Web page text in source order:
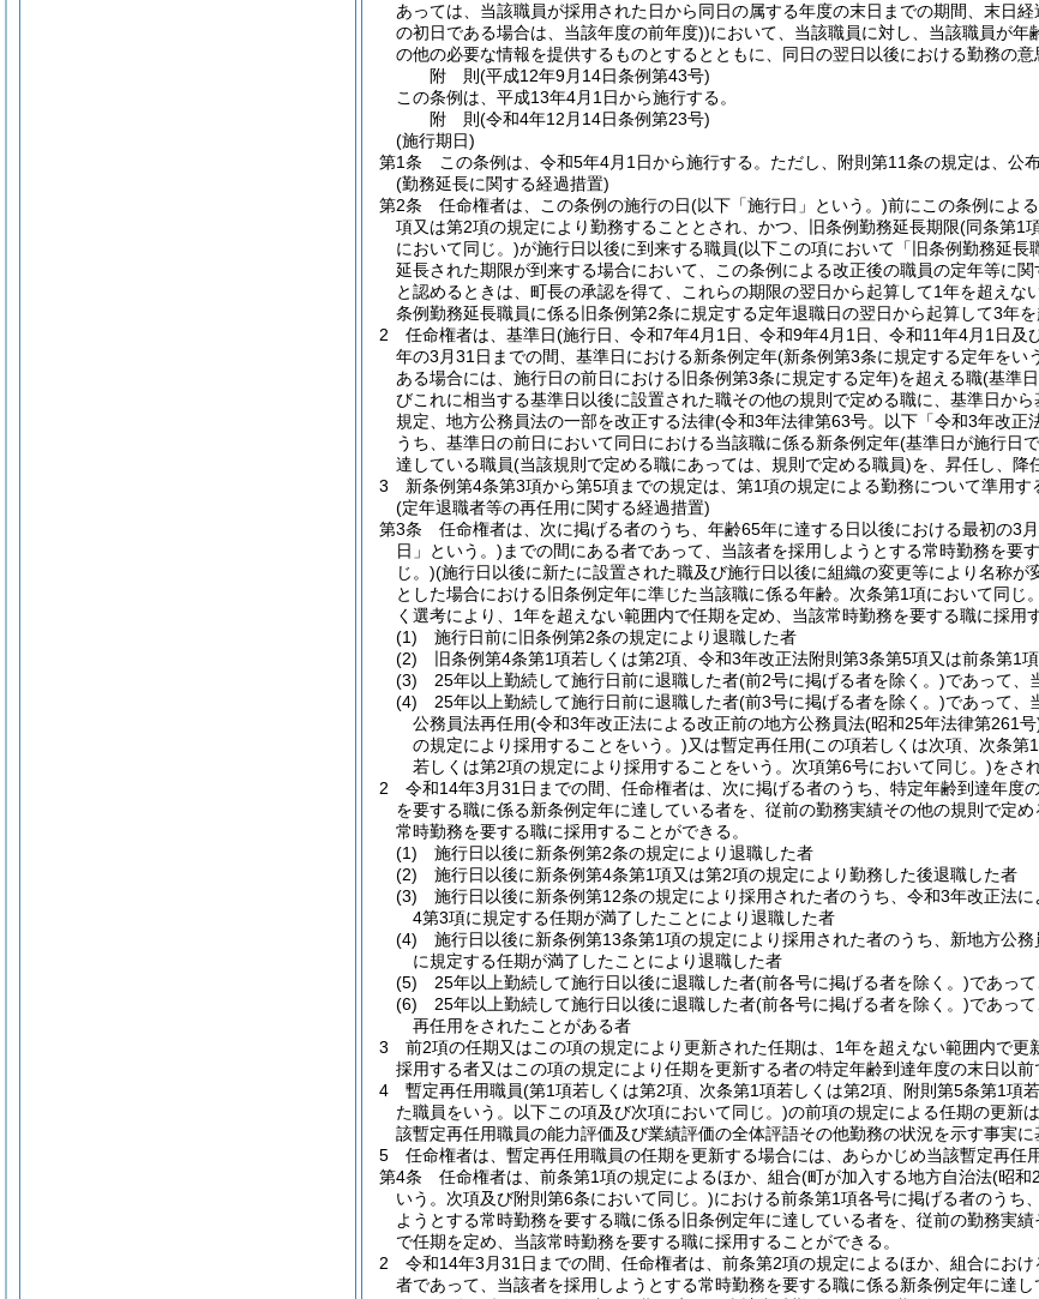
あっては、当該職員が採用された日から同日の属する年度の末日までの期間、末日
の初日である場合は、当該年度の前年度))において、当該職員に対し、当該職員が
の他の必要な情報を提供するものとするとともに、同日の翌日以後における勤務の意
附 則(平成12年9月14日条例第43号)
この条例は、平成13年4月1日から施行する。
附 則(令和4年12月14日条例第23号)
(施行期日)
第1条
この条例は、令和5年4月1日から施行する。 ただし、附則第11条の規定は、公
(勤務延長に関する経過措置)
第2条
任命権者は、この条例の施行の日(以下「施行日」という。)前にこの条例によ
項又は第2項の規定により勤務することとされ、かつ、旧条例勤務延長期限(同条第1
において同じ。)が施行日以後に到来する職員(以下この項において「旧条例勤務延長
延長された期限が到来する場合において、この条例による改正後の職員の定年等に関
と認めるときは、町長の承認を得て、これらの期限の翌日から起算して1年を超えな
条例勤務延長職員に係る旧条例第2条に規定する定年退職日の翌日から起算して3年を
2
任命権者は、基準日(施行日、令和7年4月1日、令和9年4月1日、令和11年4月1日
年の3月31日までの間、基準日における新条例定年(新条例第3条に規定する定年をい
ある場合には、施行日の前日における旧条例第3条に規定する定年)を超える職(基準
びこれに相当する基準日以後に設置された職その他の規則で定める職に、基準日か
規定、地方公務員法の一部を改正する法律(令和3年法律第63号。以下「令和3年改正
うち、基準日の前日において同日における当該職に係る新条例定年(基準日が施行日
達している職員(当該規則で定める職にあっては、規則で定める職員)を、昇任し、降
3
新条例第4条第3項から第5項までの規定は、第1項の規定による勤務について準用す
(定年退職者等の再任用に関する経過措置)
第3条
任命権者は、次に掲げる者のうち、年齢65年に達する日以後における最初の3
日」という。) までの間にある者であって、当該者を採用しようとする常時勤務を要
じ。)(施行日以後に新たに設置された職及び施行日以後に組織の変更等により名称
とした場合における旧条例定年に準じた当該職に係る年齢。次条第1項において同じ
く選考により、1年を超えない範囲内で任期を定め、当該常時勤務を要する職に採用
(1)
施行日前に旧条例第2条の規定により退職した者
(2)
旧条例第4条第1項若しくは第2項、令和3年改正法附則第3条第5項又は前条第1
(3)
25年以上勤続して施行日前に退職した者(前2号に掲げる者を除く。)であって、
(4)
25年以上勤続して施行日前に退職した者(前3号に掲げる者を除く。)であって、
公務員法再任用(令和3年改正法による改正前の地方公務員法(昭和25年法律第261号
の規定により採用することをいう。)又は暫定再任用(この項若しくは次項、次条第
若しくは第2項の規定により採用することをいう。次項第6号において同じ。)をさ
2
令和14年3月31日までの間、任命権者は、次に掲げる者のうち、特定年齢到達年
を要する職に係る新条例定年に達している者を、従前の勤務実績その他の規則で定
常時勤務を要する職に採用することができる。
(1)
施行日以後に新条例第2条の規定により退職した者
(2)
施行日以後に新条例第4条第1項又は第2項の規定により勤務した後退職した者
(3)
施行日以後に新条例第12条の規定により採用された者のうち、令和3年改正法
4第3項に規定する任期が満了したことにより退職した者
(4)
施行日以後に新条例第13条第1項の規定により採用された者のうち、新地方公
に規定する任期が満了したことにより退職した者
(5)
25年以上勤続して施行日以後に退職した者(前各号に掲げる者を除く。)であっ
(6)
25年以上勤続して施行日以後に退職した者(前各号に掲げる者を除く。)であっ
再任用をされたことがある者
3
前2項の任期又はこの項の規定により更新された任期は、1年を超えない範囲内で更
採用する者又はこの項の規定により任期を更新する者の特定年齢到達年度の末日以前
4
暫定再任用職員(第1項若しくは第2項、次条第1項若しくは第2項、附則第5条第1項
た職員をいう。以下この項及び次項において同じ。)の前項の規定による任期の更新
該暫定再任用職員の能力評価及び業績評価の全体評語その他勤務の状況を示す事実に
5
任命権者は、暫定再任用職員の任期を更新する場合には、あらかじめ当該暫定再任
第4条
任命権者は、前条第1項の規定によるほか、組合(町が加入する地方自治法(昭和
いう。次項及び附則第6条において同じ。)における前条第1項各号に掲げる者のうち
ようとする常時勤務を要する職に係る旧条例定年に達している者を、従前の勤務実
で任期を定め、当該常時勤務を要する職に採用することができる。
2
令和14年3月31日までの間、任命権者は、前条第2項の規定によるほか、組合にお
者であって、当該者を採用しようとする常時勤務を要する職に係る新条例定年に達